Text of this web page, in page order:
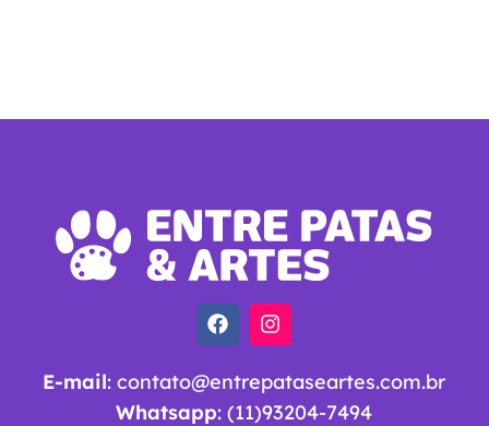
E-mail:contato@entrepataseartes.com.br
Whatsapp: (11)93204-7494